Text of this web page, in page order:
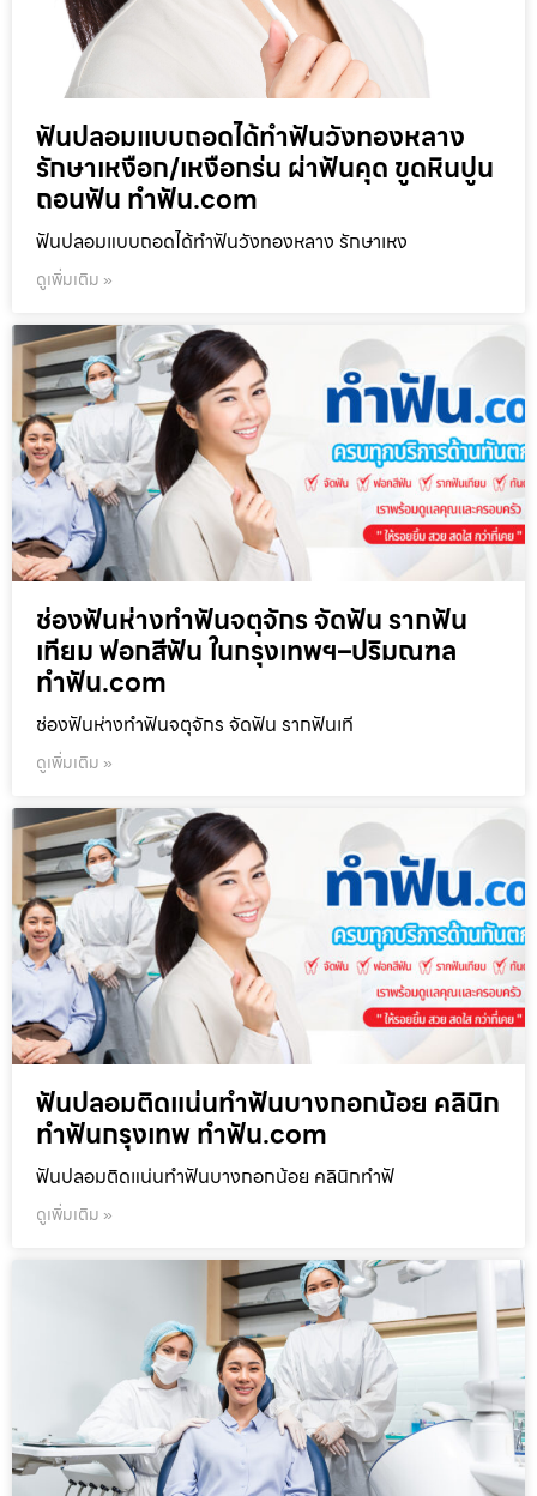
ฟันปลอมแบบถอดได้ทำฟันวังทองหลาง
รักษาเหงือก/เหงือกร่น ผ่าฟันคุด ขูดหินปูน
ถอนฟัน ทำฟัน.com
ฟันปลอมแบบถอดได้ทำฟันวังทองหลาง รักษาเหง
ดูเพิ่มเติม »
ช่องฟันห่างทำฟันจตุจักร จัดฟัน รากฟัน
เทียม ฟอกสีฟัน ในกรุงเทพฯ–ปริมณฑล
ทำฟัน.com
ช่องฟันห่างทำฟันจตุจักร จัดฟัน รากฟันเที
ดูเพิ่มเติม »
ฟันปลอมติดแน่นทำฟันบางกอกน้อย คลินิก
ทำฟันกรุงเทพ ทำฟัน.com
ฟันปลอมติดแน่นทำฟันบางกอกน้อย คลินิกทำฟั
ดูเพิ่มเติม »